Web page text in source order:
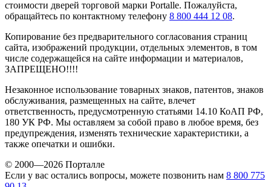
стоимости дверей торговой марки Portalle. Пожалуйста,
обращайтесь по контактному телефону 8 800 444 12 08.
Копирование без предварительного согласования страниц
сайта, изображений продукции, отдельных элементов, в том
числе содержащейся на сайте информации и материалов,
ЗАПРЕЩЕНО!!!!
Незаконное использование товарных знаков, патентов, знаков
обслуживания, размещенных на сайте, влечет
ответственность, предусмотренную статьями 14.10 КоАП РФ,
180 УК РФ. Мы оставляем за собой право в любое время, без
предупреждения, изменять технические характеристики, а
также опечатки и ошибки.
© 2000—2026 Порталле
Если у вас остались вопросы, можете позвонить нам 8 800 775